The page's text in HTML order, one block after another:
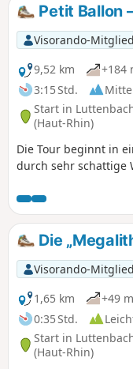
Petit Ballon
Visorando-Mitglied
9,52 km
+184
3:15 Std.
Start in
(Haut-Rhin)
Die Tour beginnt in
durch sehr schattige
Die
Visorando-Mitglied
1,65 km
+49 m
0:35 Std.
Start in
(Haut-Rhin)